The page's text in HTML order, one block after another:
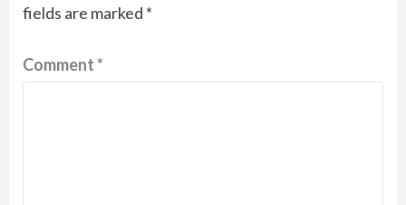
fields are marked *
Comment*